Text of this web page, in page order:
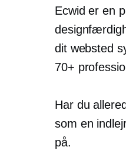
Ecwid er en
dit websted
70+
Har du
som en
på.